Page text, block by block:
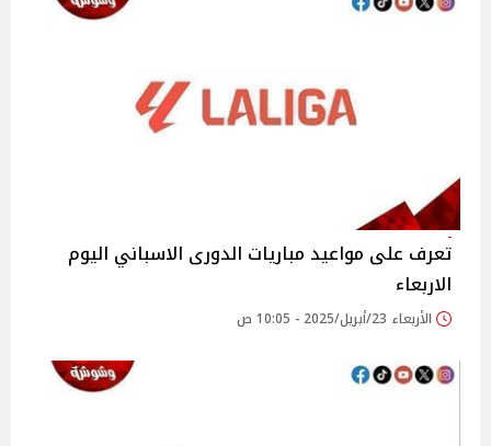
تعرف على مواعيد مباريات الدورى الاسباني اليوم
الاربعاء
الأربعاء 23/أبريل/2025 - 10:05 ص